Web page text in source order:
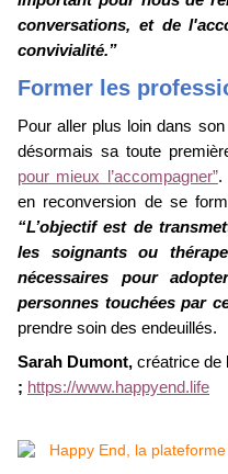
conversations, et de
convivialité.”
Former les
Pour aller plus loin dans
désormais sa toute
pour mieux l’accompagner”.
en reconversion de se
“L’objectif est de
les soignants ou
nécessaires pour
personnes touchées par
prendre soin des endeuillés.
Sarah Dumont, créatrice de
; https://www.happyend.life